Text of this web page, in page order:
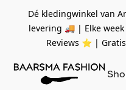
Dé kledingwinkel van
levering 🚚 | Elke
Reviews ⭐️ |